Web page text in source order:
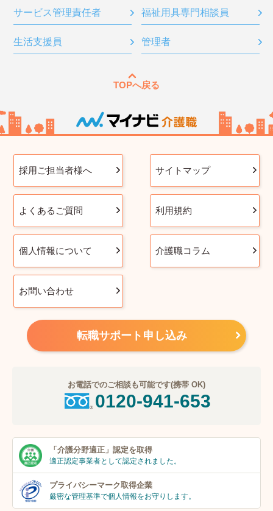
サービス管理責任者 福祉用具専門相談員
生活支援員 管理者
TOPへ戻る
採用ご担当者様へ サイトマップ
よくあるご質問 利用規約
個人情報について 介護職コラム
お問い合わせ
転職サポート申し込み
お電話でのご相談も可能です(携帯 OK)
0120-941-653
「介護分野適正」 認定を取得
適正認定事業者として認定されました。
プライバシーマーク取得企業
厳密な管理基準で個人情報をお守りします。